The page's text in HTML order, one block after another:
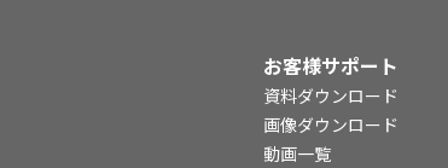
お客様サポート
資料ダウンロード
画像ダウンロード
動画一覧